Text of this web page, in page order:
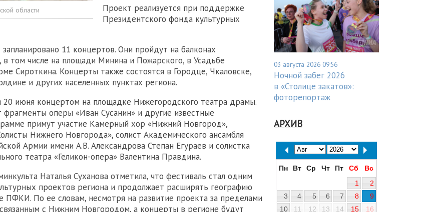
области
Проект реализуется при поддержке
Президентского фонда культурных
11 концертов. Они пройдут на балконах
в том числе на площади Минина и Пожарского, в Усадьбе
Сироткина. Концерты также состоятся в Городце, Чкаловске,
и других населенных пунктах региона.
20 июня концертом на площадке Нижегородского театра драмы.
фрагменты оперы «Иван Сусанин» и другие известные
примут участие Камерный хор «Нижний Новгород»,
Нижнего Новгорода», солист Академического ансамбля
Армии имени А.В. Александрова Степан Егураев и солистка
театра «Геликон-опера» Валентина Правдина.
Наталья Суханова отметила, что фестиваль стал одним
проектов региона и продолжает расширять географию
ПФКИ. По ее словам, несмотря на развитие проекта за пределами
связанным с Нижним Новгородом, а концерты в регионе будут
03 августа 2026 09:56
Ночной забег 2026
в «Столице закатов»:
фоторепортаж
АРХИВ
Пн Вт Ср Чт Пт Сб
Вс
1
2
3
4 5 6 7 8
9
10
11 12 13 14 15
16